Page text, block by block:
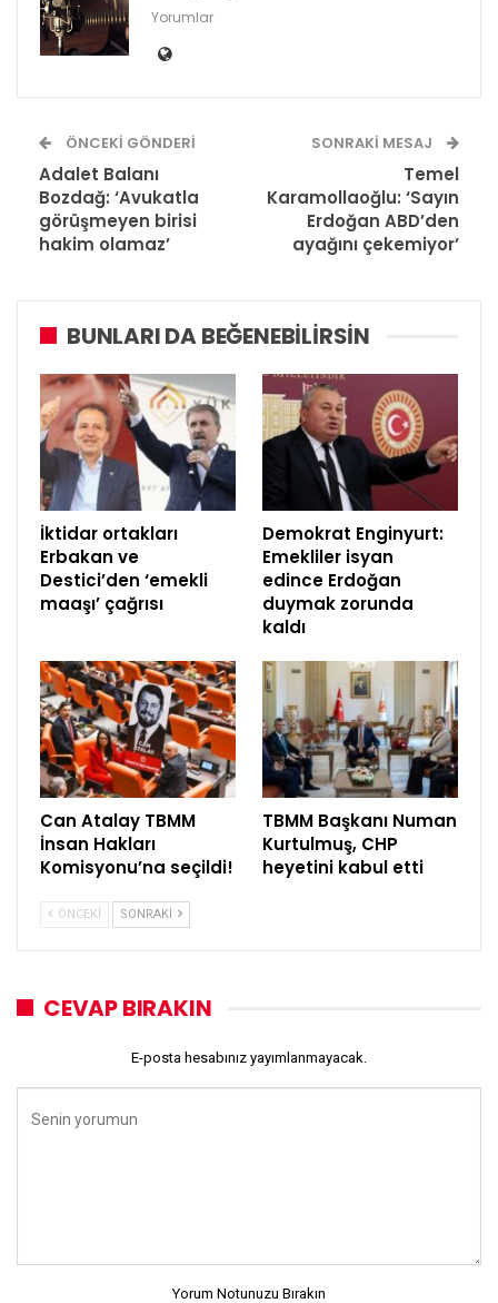
Yorumlar
ÖNCEKI GÖNDERI
Adalet Balanı
Bozdağ: ‘Avukatla
görüşmeyen birisi
hakim olamaz’
SONRAKI MESAJ
Temel
Karamollaoğlu: ‘Sayın
Erdoğan ABD’den
ayağını çekemiyor’
BUNLARI DA BEĞENEBILIRSIN
İktidar ortakları
Erbakan ve
Destici’den ‘emekli
maaşı’ çağrısı
Demokrat Enginyurt:
Emekliler isyan
edince Erdoğan
duymak zorunda
kaldı
Can Atalay TBMM
İnsan Hakları
Komisyonu’na seçildi!
TBMM Başkanı Numan
Kurtulmuş, CHP
heyetini kabul etti
ÖNCEKI SONRAKI
CEVAP BIRAKIN
E-posta hesabınız yayımlanmayacak.
Yorum Notunuzu Bırakın